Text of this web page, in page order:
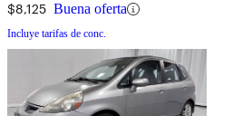
$8,125 Buena oferta
Incluye tarifas de conc.